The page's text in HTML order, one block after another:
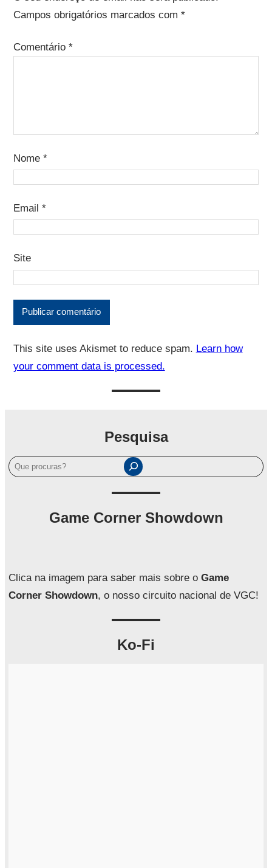
Campos obrigatórios marcados com *
Comentário *
Nome *
Email *
Site
This site uses Akismet to reduce spam. Learn how
your comment data is processed.
Pesquisa
P
e
a
r
Game Corner Showdown
Clica na imagem para saber mais sobre o Game
Corner Showdown, o nosso circuito nacional de VGC!
Ko-Fi